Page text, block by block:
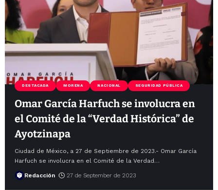
DESTACADA MORENA NACIONAL SEGURIDAD PÚBLICA
Omar García Harfuch se involucra en
el Comité de la “Verdad Histórica” de
Ayotzinapa
Ciudad de México, a 27 de Septiembre de 2023.- Omar García
Harfuch se involucra en el Comité de la Verdad…
Redacción 27 de September de 2023